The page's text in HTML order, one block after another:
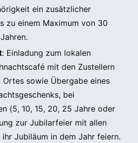
ein zusätzlicher
zu einem Maximum von 30
: Einladung zum lokalen
mit den Zustellern
Ortes sowie Übergabe eines
bei
(5, 10, 15, 20, 25 Jahre oder
zur Jubilarfeier mit allen
ihr Jubiläum in dem Jahr feiern.